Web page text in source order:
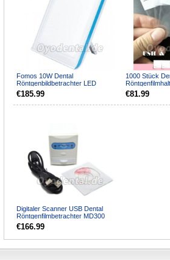
Fomos 10W Dental
Röntgenbildbetrachter LED
Röntgenfilmbetrachter Leuchtpanel
30 ...
€185.99
1000 Stück
63*53mm
€81.99
Digitaler Scanner USB Dental
Röntgenfilmbetrachter MD300
€166.99